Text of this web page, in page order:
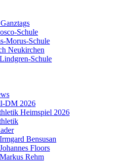
Schule
Morus-Schule
Neukirchen
Schule
DM 2026
Heimspiel 2026
Irmgard Bensusan
Johannes Floors
Markus Rehm